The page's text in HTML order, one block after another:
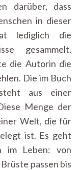
darüber, dass
in dieser
lediglich die
gesammelt.
die Autorin die
Die im Buch
aus einer
Menge der
Welt, die für
ist. Es geht
im Leben: von
passen bis